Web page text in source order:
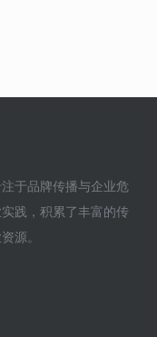
于品牌传播与企业危
践，积累了丰富的传
源。